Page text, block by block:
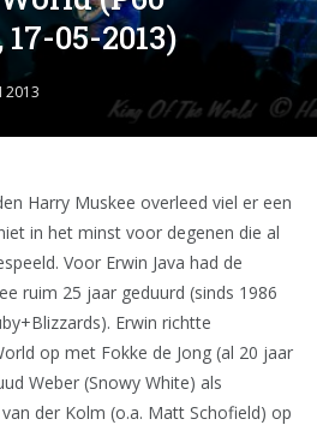
05-2013)
2013
Harry Muskee overleed viel er een
in het minst voor degenen die al
Voor Erwin Java had de
ruim 25 jaar geduurd (sinds 1986
Erwin richtte
op met Fokke de Jong (al 20 jaar
Weber (Snowy White) als
der Kolm (o.a. Matt Schofield) op